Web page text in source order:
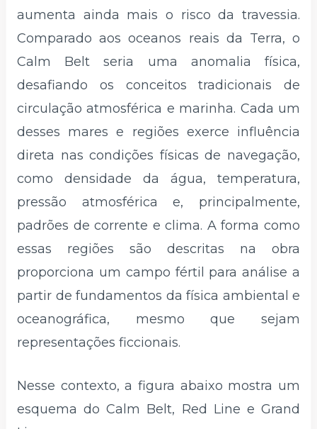
aumenta ainda mais o risco da travessia.
Comparado aos oceanos reais da Terra, o
Calm Belt seria uma anomalia física,
desafiando os conceitos tradicionais de
circulação atmosférica e marinha. Cada um
desses mares e regiões exerce influência
direta nas condições físicas de navegação,
como densidade da água, temperatura,
pressão atmosférica e, principalmente,
padrões de corrente e clima. A forma como
essas regiões são descritas na obra
proporciona um campo fértil para análise a
partir de fundamentos da física ambiental e
oceanográfica, mesmo que sejam
representações ficcionais.
Nesse contexto, a figura abaixo mostra um
esquema do Calm Belt, Red Line e Grand